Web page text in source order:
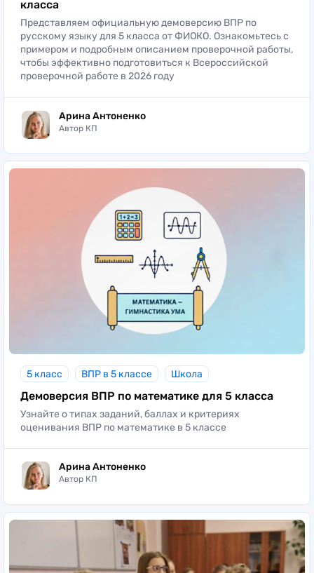
класса
Представляем официальную демоверсию ВПР по
русскому языку для 5 класса от ФИОКО. Ознакомьтесь с
примером и подробным описанием проверочной работы,
чтобы эффективно подготовиться к Всероссийской
проверочной работе в 2026 году
Арина Антоненко
Автор КП
5 класс ВПР в 5 классе Школа
Демоверсия ВПР по математике для 5 класса
Узнайте о типах заданий, баллах и критериях
оценивания ВПР по математике в 5 классе
Арина Антоненко
Автор КП